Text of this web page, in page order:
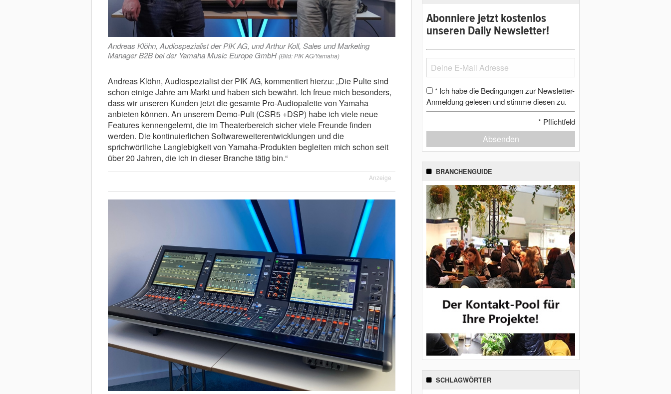
Andreas Klöhn, Audiospezialist der PIK AG, und Arthur Koll, Sales und Marketing
Manager B2B bei der Yamaha Music Europe GmbH (Bild: PIK AG/Yamaha)
Andreas Klöhn, Audiospezialist der PIK AG, kommentiert hierzu: „Die Pulte sind
schon einige Jahre am Markt und haben sich bewährt. Ich freue mich besonders,
dass wir unseren Kunden jetzt die gesamte Pro-Audiopalette von Yamaha
anbieten können. An unserem Demo-Pult (CSR5 +DSP) habe ich viele neue
Features kennengelernt, die im Theaterbereich sicher viele Freunde finden
werden. Die kontinuierlichen Softwareweiterentwicklungen und die
sprichwörtliche Langlebigkeit von Yamaha-Produkten begleiten mich schon seit
über 20 Jahren, die ich in dieser Branche tätig bin.“
Anzeige
Abonniere jetzt kostenlos
unseren Daily Newsletter!
* Ich habe die Bedingungen zur Newsletter-
Anmeldung gelesen und stimme diesen zu.
* Pflichtfeld
Absenden
BRANCHENGUIDE
SCHLAGWÖRTER